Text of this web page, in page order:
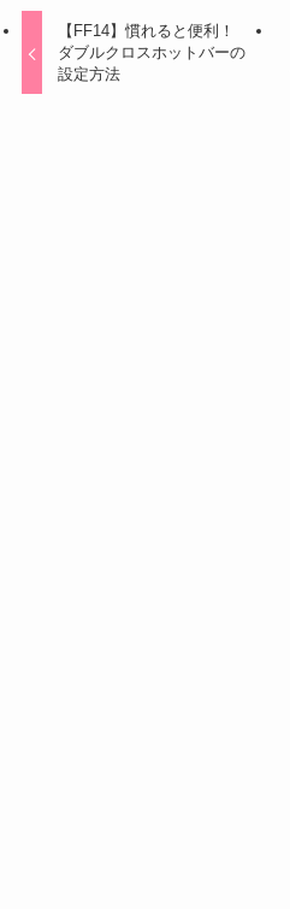
【FF14】慣れると便利！
ダブルクロスホットバーの
設定方法